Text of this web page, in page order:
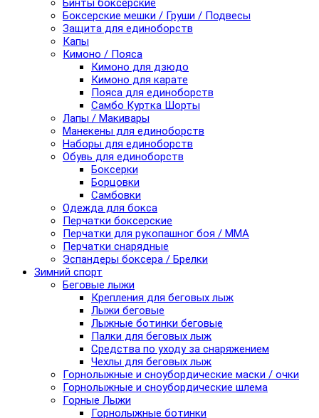
Бинты боксерские
Боксерские мешки / Груши / Подвесы
Защита для единоборств
Капы
Кимоно / Пояса
Кимоно для дзюдо
Кимоно для карате
Пояса для единоборств
Самбо Куртка Шорты
Лапы / Макивары
Манекены для единоборств
Наборы для единоборств
Обувь для единоборств
Боксерки
Борцовки
Самбовки
Одежда для бокса
Перчатки боксерские
Перчатки для рукопашног боя / ММА
Перчатки снарядные
Эспандеры боксера / Брелки
Зимний спорт
Беговые лыжи
Крепления для беговых лыж
Лыжи беговые
Лыжные ботинки беговые
Палки для беговых лыж
Средства по уходу за снаряжением
Чехлы для беговых лыж
Горнолыжные и сноубордические маски / очки
Горнолыжные и сноубордические шлема
Горные Лыжи
Горнолыжные ботинки